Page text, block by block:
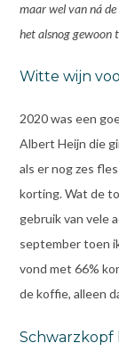
maar wel van ná
het alsnog gewoon
Witte wijn
2020 was een
Albert Heijn die
als er nog zes
korting. Wat de
gebruik van vele
september toen
vond met 66%
de koffie, alleen
Schwarzkopf